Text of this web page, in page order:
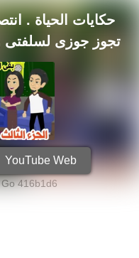
حكايات الحياة .
تجوز جوزى لسلفتى
YouTube Web
Go 416b1d6